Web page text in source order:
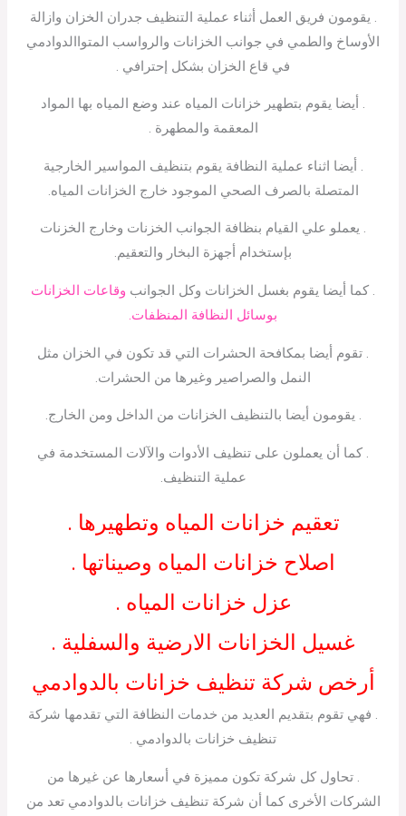
. يقومون فريق العمل أثناء عملية التنظيف جدران الخزان وازالة
الأوساخ والطمي في جوانب الخزانات والرواسب المتواالدوادمي
في قاع الخزان بشكل إحترافي .
. أيضا يقوم بتطهير خزانات المياه عند وضع المياه بها المواد
المعقمة والمطهرة .
. أيضا اثناء عملية النظافة يقوم بتنظيف المواسير الخارجية
المتصلة بالصرف الصحي الموجود خارج الخزانات المياه.
. يعملو علي القيام بنظافة الجوانب الخزنات وخارج الخزنات
بإستخدام أجهزة البخار والتعقيم.
. كما أيضا يقوم بغسل الخزانات وكل الجوانب وقاعات الخزانات
بوسائل النظافة المنظفات.
. تقوم أيضا بمكافحة الحشرات التي قد تكون في الخزان مثل
النمل والصراصير وغيرها من الحشرات.
. يقومون أيضا بالتنظيف الخزانات من الداخل ومن الخارج.
. كما أن يعملون على تنظيف الأدوات والآلات المستخدمة في
عملية التنظيف.
تعقيم خزانات المياه وتطهيرها .
اصلاح خزانات المياه وصيناتها .
عزل خزانات المياه .
غسيل الخزانات الارضية والسفلية .
أرخص شركة تنظيف خزانات بالدوادمي
. فهي تقوم بتقديم العديد من خدمات النظافة التي تقدمها شركة
تنظيف خزانات بالدوادمي .
. تحاول كل شركة تكون مميزة في أسعارها عن غيرها من
الشركات الأخرى كما أن شركة تنظيف خزانات بالدوادمي تعد من